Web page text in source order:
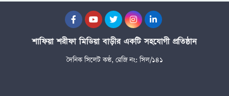
শাফিয়া শরীফা মিডিয়া বাড়ীর একটি সহযোগী প্রতিষ্ঠান
দৈনিক সিলেট কণ্ঠ, রেজি নং: সিল/১৪১